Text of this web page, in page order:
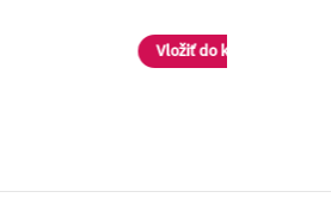
Vložiť do košíka